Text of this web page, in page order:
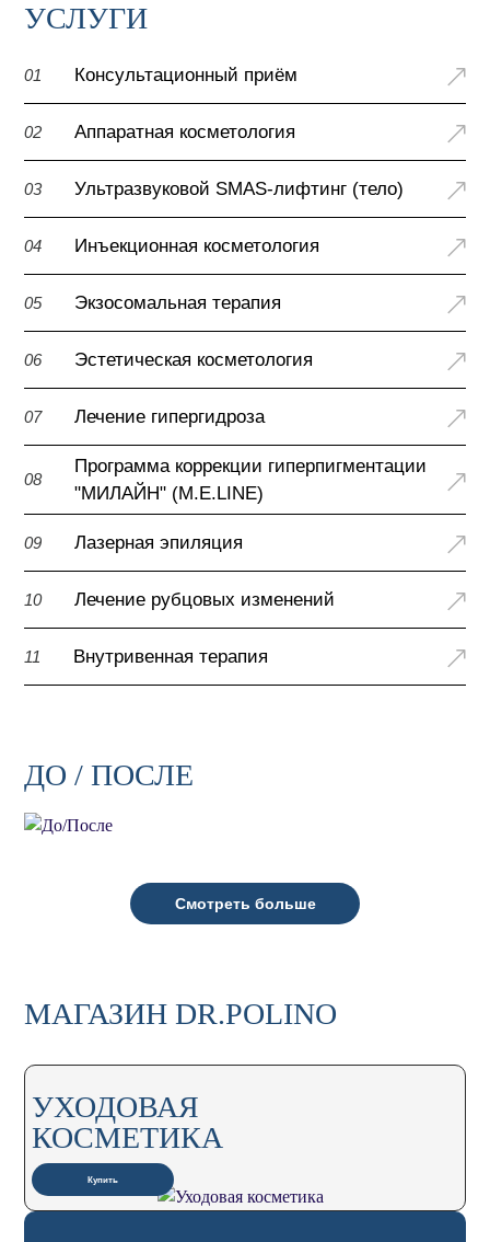
УСЛУГИ
01 Консультационный приём
02 Аппаратная косметология
03 Ультразвуковой SMAS-лифтинг (тело)
04 Инъекционная косметология
05 Экзосомальная терапия
06 Эстетическая косметология
07 Лечение гипергидроза
08
Программа коррекции гиперпигментации
"МИЛАЙН" (M.E.LINE)
09 Лазерная эпиляция
10 Лечение рубцовых изменений
11 Внутривенная терапия
ДО / ПОСЛЕ
Смотреть больше
МАГАЗИН DR.POLINO
УХОДОВАЯ
КОСМЕТИКА
Купить